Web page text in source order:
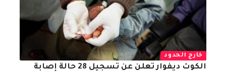
خارج الحدود
الكوت ديفوار تعلن عن تسجيل 28 حالة إصابة